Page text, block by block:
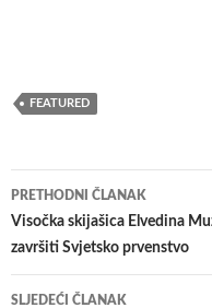
FEATURED
Navigacija
članaka
PRETHODNI ČLANAK
Visočka skijašica Elvedina
završiti Svjetsko prvenstvo
SLJEDEĆI ČLANAK